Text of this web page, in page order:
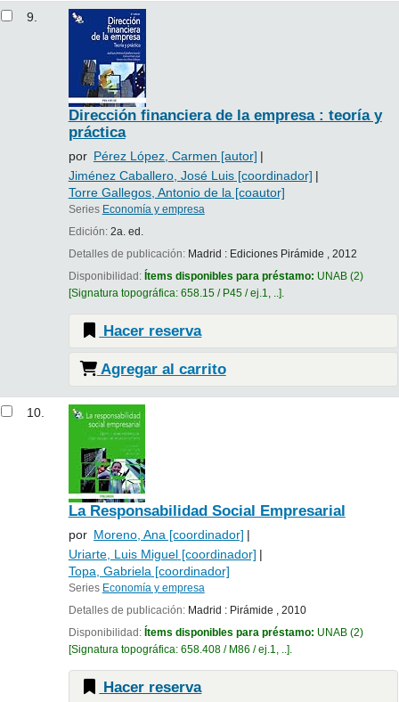
9.
Dirección financiera de la empresa : teoría y
práctica
por Pérez López, Carmen [autor]
Jiménez Caballero, José Luis[coordinador]
Torre Gallegos, Antonio de la [coautor]
Series Economía y empresa
Edición: 2a. ed.
Detalles de publicación: Madrid : Ediciones Pirámide , 2012
Disponibilidad: Ítems disponibles para préstamo: UNAB(2)
Signatura topográfica: 658.15 / P45 / ej.1, .. .
Hacer reserva
Agregar al carrito
10.
La Responsabilidad Social Empresarial
por Moreno, Ana [coordinador]
Uriarte, Luis Miguel[coordinador]
Topa, Gabriela [coordinador]
Series Economía y empresa
Detalles de publicación: Madrid : Pirámide , 2010
Disponibilidad: Ítems disponibles para préstamo: UNAB(2)
Signatura topográfica: 658.408 / M86 / ej.1, .. .
Hacer reserva